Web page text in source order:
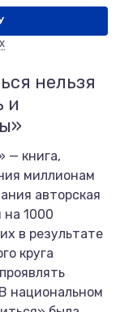
нельзя
и
— книга,
миллионам
авторская
на 1000
в результате
круга
национальном